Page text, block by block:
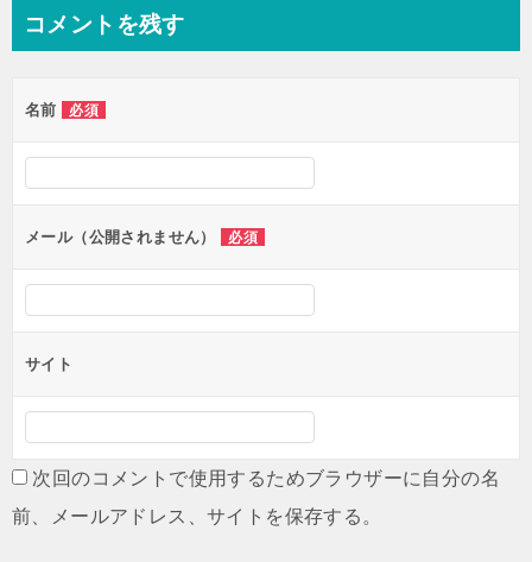
ビ
ー
シ
ョ
ン
コメントを残す
名前 必須
メール（公開されません） 必須
サイト
次回のコメントで使用するためブラウザーに自分の名
前、メールアドレス、サイトを保存する。